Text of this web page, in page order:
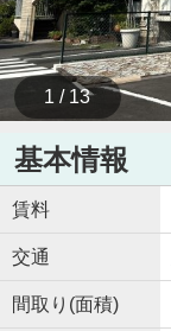
1 / 13
基本情報
賃料
交通
間取り(面積)